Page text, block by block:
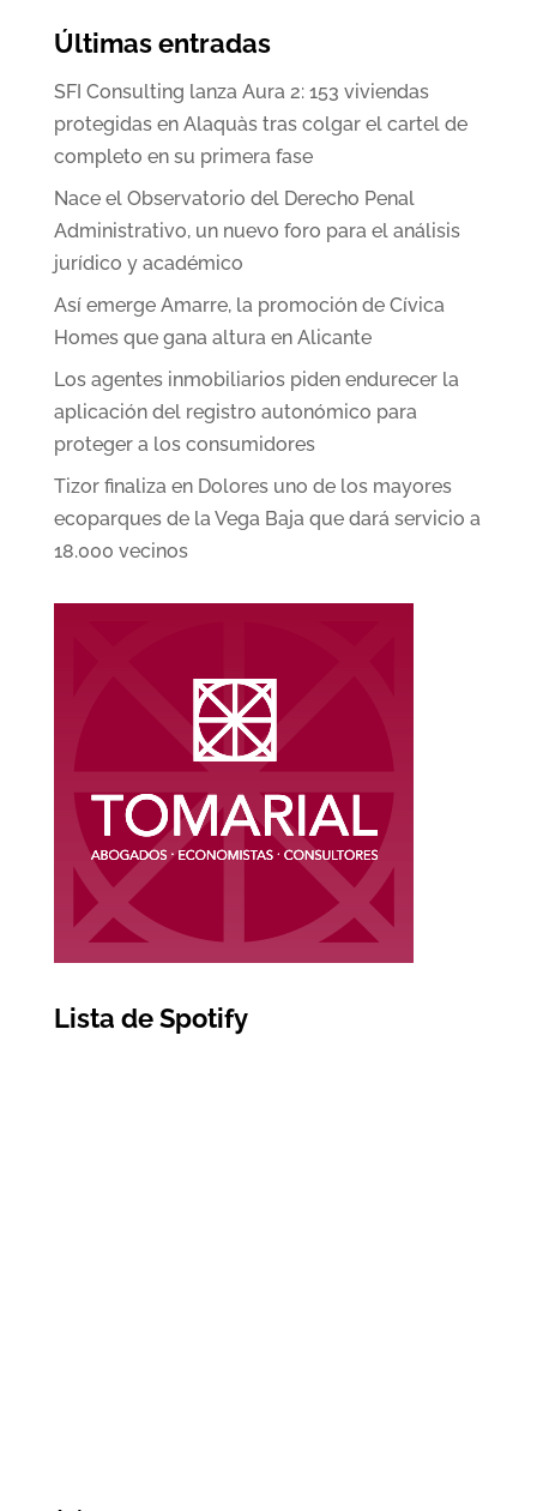
Últimas entradas
SFI Consulting lanza Aura 2: 153 viviendas
protegidas en Alaquàs tras colgar el cartel de
completo en su primera fase
Nace el Observatorio del Derecho Penal
Administrativo, un nuevo foro para el análisis
jurídico y académico
Así emerge Amarre, la promoción de Cívica
Homes que gana altura en Alicante
Los agentes inmobiliarios piden endurecer la
aplicación del registro autonómico para
proteger a los consumidores
Tizor finaliza en Dolores uno de los mayores
ecoparques de la Vega Baja que dará servicio a
18.000 vecinos
Lista de Spotify